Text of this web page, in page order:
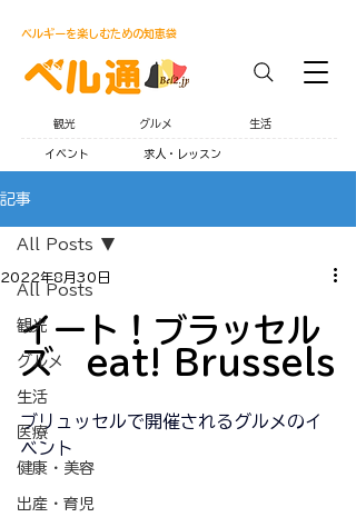
観光 グルメ 生活
求人・レッスン
ベルギーを楽しむための知恵袋
イベント
記事
All Posts
観光
グルメ
生活
医療
健康・美容
出産・育児
All Posts
2022年8月30日
イート！ブラッセル
ズ　eat! Brussels
ブリュッセルで開催されるグルメのイ
ベント